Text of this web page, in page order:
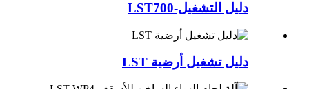
دليل التشغيل-LST700
دليل تشغيل أرضية LST